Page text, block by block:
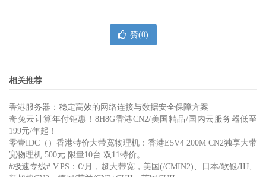
赞(0)
相关推荐
香港服务器：稳定高效的网络连接与数据安全保障方案
奇兔云计算年付钜惠！8H8G香港CN2/美国精品/国内云服务器低至
199元/年起！
零壹IDC（）香港特价大带宽物理机：香港E5V4 200M CN2独享大带
宽物理机 500元 限量10台 双11特价。
#极速专线# V.PS：€/月，超大带宽，美国(/CMIN2)、日本/软银/IIJ、